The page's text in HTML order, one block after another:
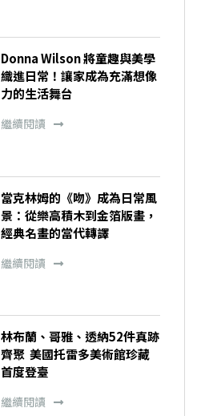
Donna Wilson 將童趣與美學
織進日常！讓家成為充滿想像
力的生活舞台
繼續閱讀
當克林姆的《吻》成為日常風
景：從樂高積木到金箔版畫，
經典名畫的當代轉譯
繼續閱讀
林布蘭、哥雅、透納52件真跡
齊聚 美國托雷多美術館珍藏
首度登臺
繼續閱讀